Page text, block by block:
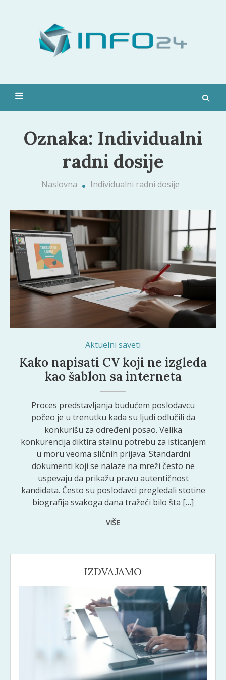
toga
Oznaka: Individualni
radni dosije
Naslovna Individualni radni dosije
Aktuelni saveti
Kako napisati CV koji ne izgleda
kao šablon sa interneta
Proces predstavljanja budućem poslodavcu
počeo je u trenutku kada su ljudi odlučili da
konkurišu za određeni posao. Velika
konkurencija diktira stalnu potrebu za isticanjem
u moru veoma sličnih prijava. Standardni
dokumenti koji se nalaze na mreži često ne
uspevaju da prikažu pravu autentičnost
kandidata. Često su poslodavci pregledali stotine
biografija svakoga dana tražeći bilo šta […]
VIŠE
IZDVAJAMO